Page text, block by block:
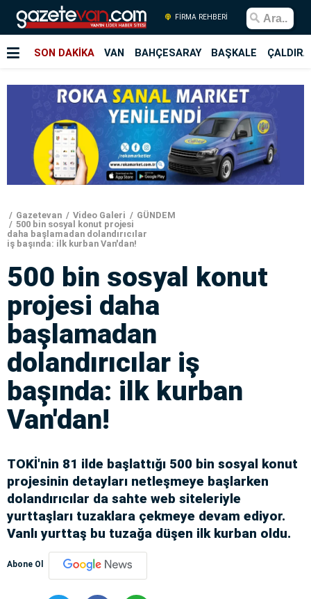
FİRMA REHBERİ
SON DAKİKA VAN BAHÇESARAY BAŞKALE
Gazetevan Video Galeri
GÜNDEM
500 bin sosyal konut projesi
daha başlamadan dolandırıcılar
iş başında: ilk kurban Van'dan!
500 bin sosyal konut
projesi daha
başlamadan
dolandırıcılar iş
başında: ilk kurban
Van'dan!
TOKİ'nin 81 ilde başlattığı 500 bin sosyal konut
projesinin detayları netleşmeye başlarken
dolandırıcılar da sahte web siteleriyle
yurttaşları tuzaklara çekmeye devam ediyor.
Vanlı yurttaş bu tuzağa düşen ilk kurban oldu.
Abone Ol